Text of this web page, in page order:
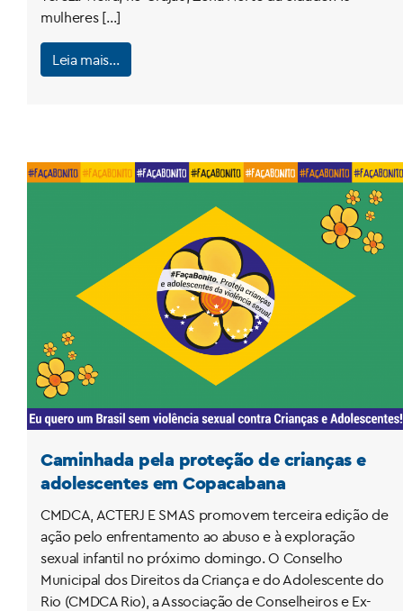
mulheres […]
Leia mais…
Caminhada pela proteção de crianças e
adolescentes em Copacabana
CMDCA, ACTERJ E SMAS promovem terceira edição de
ação pelo enfrentamento ao abuso e à exploração
sexual infantil no próximo domingo. O Conselho
Municipal dos Direitos da Criança e do Adolescente do
Rio (CMDCA Rio), a Associação de Conselheiros e Ex-